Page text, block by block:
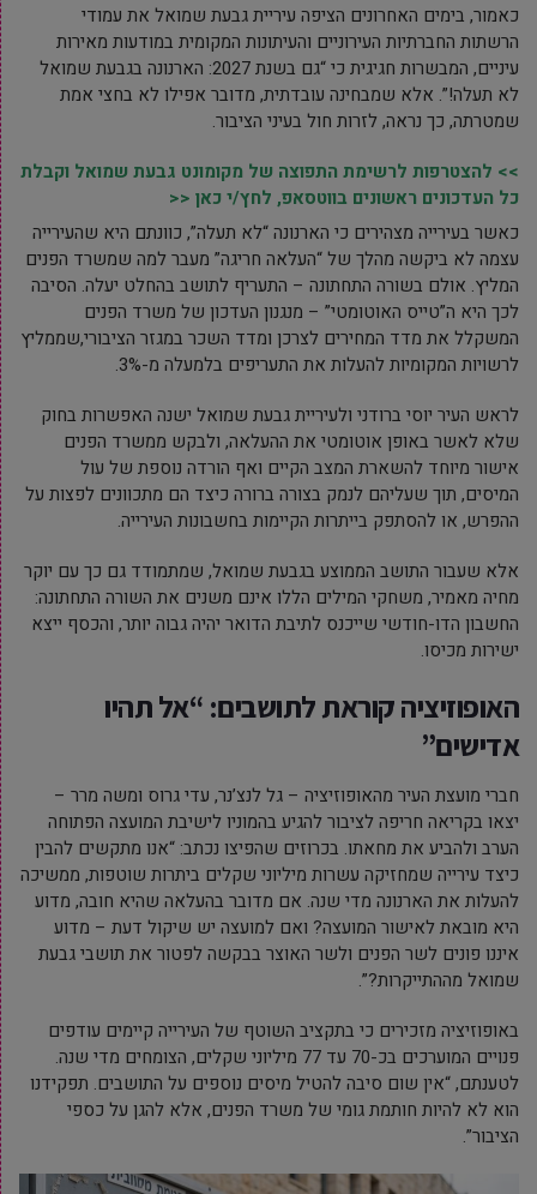
כאמור, בימים האחרונים הציפה עיריית גבעת שמואל את עמודי
הרשתות החברתיות העירוניים והעיתונות המקומית במודעות מאירות
עיניים, המבשרות חגיגית כי “גם בשנת 2027: הארנונה בגבעת שמואל
לא תעלה!”. אלא שמבחינה עובדתית, מדובר אפילו לא בחצי אמת
שמטרתה, כך נראה, לזרות חול בעיני הציבור.
>> להצטרפות לרשימת התפוצה של מקומונט גבעת שמואל וקבלת
כל העדכונים ראשונים בווטסאפ, לחץ/י כאן <<
כאשר בעירייה מצהירים כי הארנונה “לא תעלה”, כוונתם היא שהעירייה
עצמה לא ביקשה מהלך של “העלאה חריגה” מעבר למה שמשרד הפנים
המליץ. אולם בשורה התחתונה – התעריף לתושב בהחלט יעלה. הסיבה
לכך היא ה”טייס האוטומטי” – מנגנון העדכון של משרד הפנים
המשקלל את מדד המחירים לצרכן ומדד השכר במגזר הציבורי,שממליץ
לרשויות המקומיות להעלות את התעריפים בלמעלה מ-3%.
לראש העיר יוסי ברודני ולעיריית גבעת שמואל ישנה האפשרות בחוק
שלא לאשר באופן אוטומטי את ההעלאה, ולבקש ממשרד הפנים
אישור מיוחד להשארת המצב הקיים ואף הורדה נוספת של עול
המיסים, תוך שעליהם לנמק בצורה ברורה כיצד הם מתכוונים לפצות על
ההפרש, או להסתפק בייתרות הקיימות בחשבונות העירייה.
אלא שעבור התושב הממוצע בגבעת שמואל, שמתמודד גם כך עם יוקר
מחיה מאמיר, משחקי המילים הללו אינם משנים את השורה התחתונה:
החשבון הדו-חודשי שייכנס לתיבת הדואר יהיה גבוה יותר, והכסף ייצא
ישירות מכיסו.
האופוזיציה קוראת לתושבים: “אל תהיו
אדישים”
חברי מועצת העיר מהאופוזיציה – גל לנצ’נר, עדי גרוס ומשה מרר –
יצאו בקריאה חריפה לציבור להגיע בהמוניו לישיבת המועצה הפתוחה
הערב ולהביע את מחאתו. בכרוזים שהפיצו נכתב: “אנו מתקשים להבין
כיצד עירייה שמחזיקה עשרות מיליוני שקלים ביתרות שוטפות, ממשיכה
להעלות את הארנונה מדי שנה. אם מדובר בהעלאה שהיא חובה, מדוע
היא מובאת לאישור המועצה? ואם למועצה יש שיקול דעת – מדוע
איננו פונים לשר הפנים ולשר האוצר בבקשה לפטור את תושבי גבעת
שמואל מההתייקרות?”.
באופוזיציה מזכירים כי בתקציב השוטף של העירייה קיימים עודפים
פנויים המוערכים בכ-70 עד 77 מיליוני שקלים, הצומחים מדי שנה.
לטענתם, “אין שום סיבה להטיל מיסים נוספים על התושבים. תפקידנו
הוא לא להיות חותמת גומי של משרד הפנים, אלא להגן על כספי
הציבור”.